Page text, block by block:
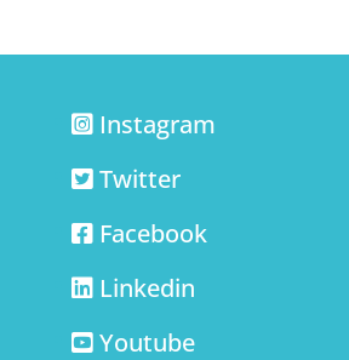
Instagram
Twitter
Facebook
Linkedin
Youtube